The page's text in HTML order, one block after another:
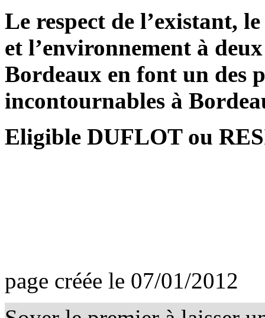
Le respect de l’existant,
et l’environnement à
Bordeaux en font un des
incontournables à
Eligible DUFLOT ou
page créée le 07/01/2012